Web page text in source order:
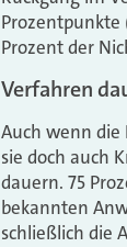
Prozentpunkte
Prozent der
Verfahren
Auch wenn die
sie doch auch
dauern. 75
bekannten
schließlich die